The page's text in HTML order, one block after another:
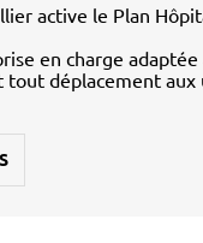
active le Plan
en charge adaptée
tout déplacement aux